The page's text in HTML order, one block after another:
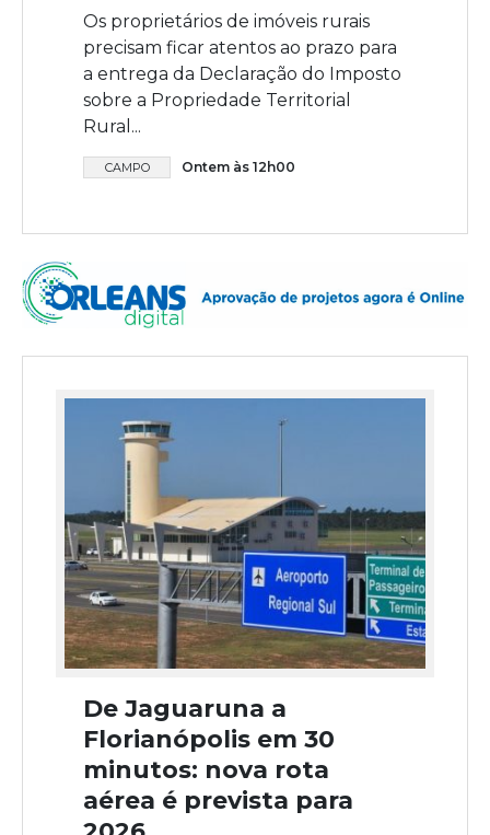
Os proprietários de imóveis rurais
precisam ficar atentos ao prazo para
a entrega da Declaração do Imposto
sobre a Propriedade Territorial
Rural...
CAMPO Ontem às 12h00
De Jaguaruna a
Florianópolis em 30
minutos: nova rota
aérea é prevista para